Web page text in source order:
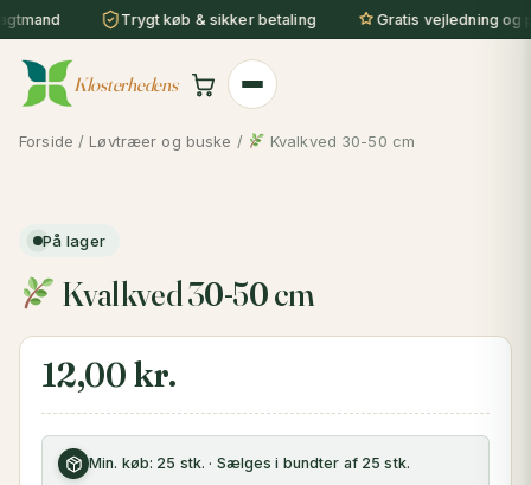
Gå
til
indholdet
Trygt køb & sikker betaling Gratis vejledning og
Klosterhedens
Forside / Løvtræer og buske / Kvalkved 30-50 cm
På lager
Kvalkved 30-50 cm
12,00 kr.
Min. køb: 25 stk. · Sælges i bundter af 25 stk.